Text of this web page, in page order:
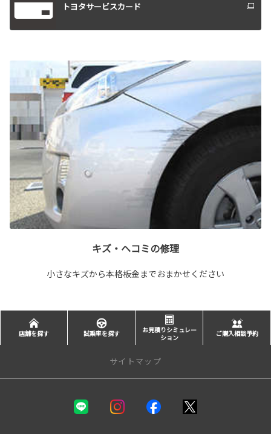
トヨタサービスカード
キズ・ヘコミの修理
小さなキズから本格板金までおまかせください
店舗を探す 試乗車を探す
お見積りシミュレー
ション
ご購入相談予約
サイトマップ